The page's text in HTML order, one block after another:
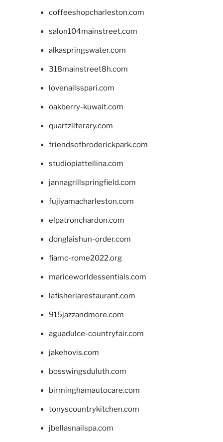
coffeeshopcharleston.com
salon104mainstreet.com
alkaspringswater.com
318mainstreet8h.com
lovenailsspari.com
oakberry-kuwait.com
quartzliterary.com
friendsofbroderickpark.com
studiopiattellina.com
jannagrillspringfield.com
fujiyamacharleston.com
elpatronchardon.com
donglaishun-order.com
fiamc-rome2022.org
mariceworldessentials.com
lafisheriarestaurant.com
915jazzandmore.com
aguadulce-countryfair.com
jakehovis.com
bosswingsduluth.com
birminghamautocare.com
tonyscountrykitchen.com
jbellasnailspa.com